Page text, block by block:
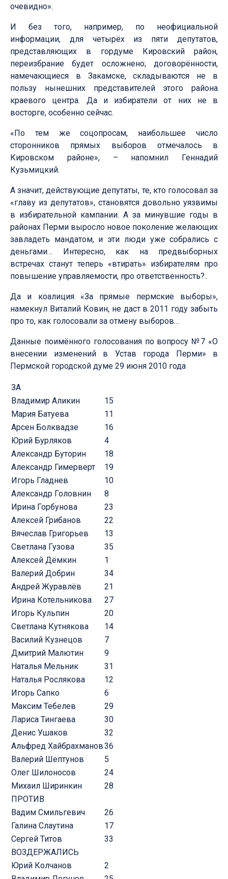
очевидно».
И без того, например, по неофициальной
информации, для четырёх из пяти депутатов,
представляющих в гордуме Кировский район,
переизбрание будет осложнено; договорённости,
намечающиеся в Закамске, складываются не в
пользу нынешних представителей этого района
краевого центра. Да и избиратели от них не в
восторге, особенно сейчас.
«По тем же соцопросам, наибольшее число
сторонников прямых выборов отмечалось в
Кировском районе», – напомнил Геннадий
Кузьмицкий.
А значит, действующие депутаты, те, кто голосовал за
«главу из депутатов», становятся довольно уязвимы
в избирательной кампании. А за минувшие годы в
районах Перми выросло новое поколение желающих
завладеть мандатом, и эти люди уже собрались с
деньгами… Интересно, как на предвыборных
встречах станут теперь «втирать» избирателям про
повышение управляемости, про ответственность?..
Да и коалиция «За прямые пермские выборы»,
намекнул Виталий Ковин, не даст в 2011 году забыть
про то, как голосовали за отмену выборов…
Данные поимённого голосования по вопросу №7 «О
внесении изменений в Устав города Перми» в
Пермской городской думе 29 июня 2010 года
ЗА
Владимир Аликин
15
Мария Батуева
11
Арсен Болквадзе
16
Юрий Бурляков
4
Александр Буторин
18
Александр Гимерверт
19
Игорь Гладнев
10
Александр Головнин
8
Ирина Горбунова
23
Алексей Грибанов
22
Вячеслав Григорьев
13
Светлана Гузова
35
Алексей Дёмкин
1
Валерий Добрин
34
Андрей Журавлёв
21
Ирина Котельникова
27
Игорь Кульпин
20
Светлана Кутнякова
14
Василий Кузнецов
7
Дмитрий Малютин
9
Наталья Мельник
31
Наталья Рослякова
12
Игорь Сапко
6
Максим Тебелев
29
Лариса Тингаева
30
Денис Ушаков
32
Альфред Хайбрахманов36
Валерий Шептунов
5
Олег Шилоносов
24
Михаил Ширинкин
28
ПРОТИВ
Вадим Смильгевич
26
Галина Слаутина
17
Сергей Титов
33
ВОЗДЕРЖАЛИСЬ
Юрий Колчанов
2